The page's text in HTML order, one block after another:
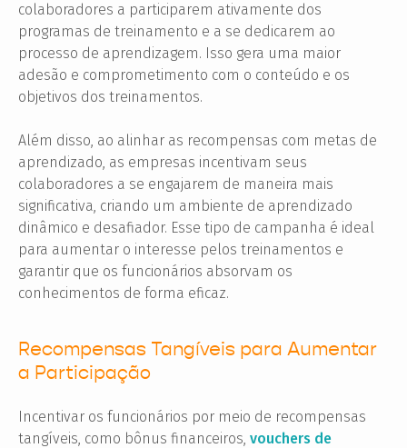
colaboradores a participarem ativamente dos
programas de treinamento e a se dedicarem ao
processo de aprendizagem. Isso gera uma maior
adesão e comprometimento com o conteúdo e os
objetivos dos treinamentos.
Além disso, ao alinhar as recompensas com metas de
aprendizado, as empresas incentivam seus
colaboradores a se engajarem de maneira mais
significativa, criando um ambiente de aprendizado
dinâmico e desafiador. Esse tipo de campanha é ideal
para aumentar o interesse pelos treinamentos e
garantir que os funcionários absorvam os
conhecimentos de forma eficaz.
Recompensas Tangíveis para Aumentar
a Participação
Incentivar os funcionários por meio de recompensas
tangíveis, como bônus financeiros, vouchers de